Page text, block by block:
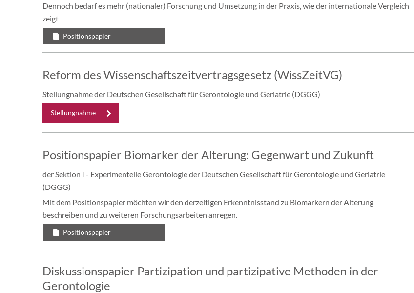
Dennoch bedarf es mehr (nationaler) Forschung und Umsetzung in der Praxis, wie der internationale Vergleich
zeigt.
Positionspapier
Reform des Wissenschaftszeitvertragsgesetz (WissZeitVG)
Stellungnahme der Deutschen Gesellschaft für Gerontologie und Geriatrie (DGGG)
Stellungnahme
Positionspapier Biomarker der Alterung: Gegenwart und Zukunft
der Sektion I - Experimentelle Gerontologie der Deutschen Gesellschaft für Gerontologie und Geriatrie
(DGGG)
Mit dem Positionspapier möchten wir den derzeitigen Erkenntnisstand zu Biomarkern der Alterung
beschreiben und zu weiteren Forschungsarbeiten anregen.
Positionspapier
Diskussionspapier Partizipation und partizipative Methoden in der
Gerontologie